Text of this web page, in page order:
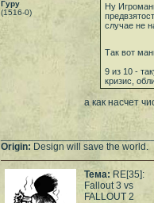
Гуру
(1516-0)
Ну
случае не
Так вот
9 из 10 -
кризис,
а как насчет
Origin: Design will save the world.
Тема: RE[35]:
Fallout 3 vs
FALLOUT 2